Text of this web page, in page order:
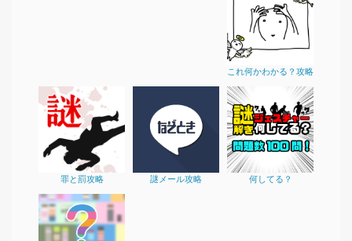
これ何かわかる？攻略
罪と罰攻略 謎メール攻略 何してる？